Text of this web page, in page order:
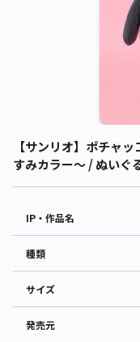
【サンリオ】ポチャ
すみカラー～ / ぬいぐ
IP・作品名
種類
サイズ
発売元